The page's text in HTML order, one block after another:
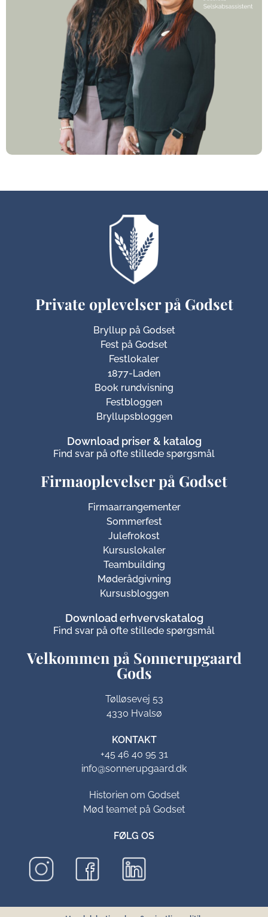
Private oplevelser på Godset
Bryllup på Godset
Fest på Godset
Festlokaler
1877-Laden
Book rundvisning
Festbloggen
Bryllupsbloggen
Download priser & katalog
Find svar på ofte stillede spørgsmål
Velkommen på Sonnerupgaard
Gods​
Tølløsevej 53
4330 Hvalsø
KONTAKT
+45 46 40 95 31
info@sonnerupgaard.dk
Historien om Godset
Mød teamet på Godset
FØLG OS
Firmaoplevelser på Godset
Firmaarrangementer
Sommerfest
Julefrokost
Kursuslokaler
Teambuilding
Møderådgivning
Kursusbloggen
Download erhvervskatalog
Find svar på ofte stillede spørgsmål